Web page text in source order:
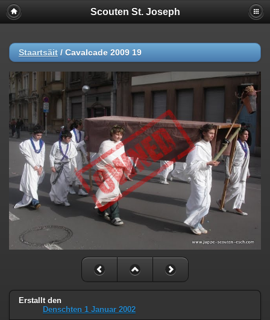
Scouten St. Joseph
Staartsäit / Cavalcade 2009 19
Erstallt den
Denschten 1 Januar 2002